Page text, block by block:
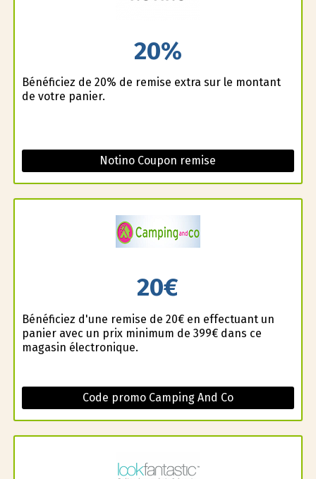
20%
Bénéficiez de 20% de remise extra sur le montant
de votre panier.
Notino Coupon remise
20€
Bénéficiez d'une remise de 20€ en effectuant un
panier avec un prix minimum de 399€ dans ce
magasin électronique.
Code promo Camping And Co